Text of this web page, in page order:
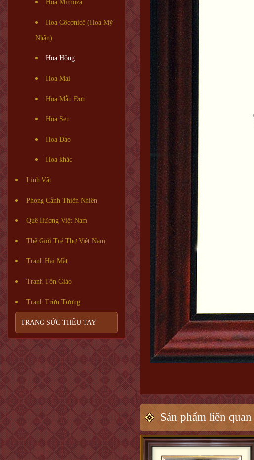
Hoa Mimoza
Hoa Côcơnicô (Hoa Mỹ
Nhân)
Hoa Hồng
Hoa Mai
Hoa Mẫu Đơn
Hoa Sen
Hoa Đào
Hoa khác
Linh Vật
Phong Cảnh Thiên Nhiên
Quê Hương Việt Nam
Thế Giới Trẻ Thơ Việt Nam
Tranh Hai Mặt
Tranh Tôn Giáo
Tranh Trừu Tượng
TRANG SỨC THÊU TAY
Sản phẩm liên quan